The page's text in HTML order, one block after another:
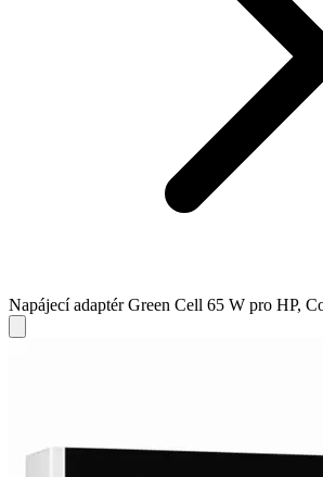
Napájecí adaptér Green Cell 65 W pro HP,